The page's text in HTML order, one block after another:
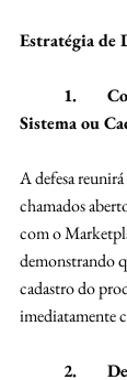
Estratégia de
Sistema ou
A defesa
chamados
com o
demonstrando
cadastro do
imediatamente